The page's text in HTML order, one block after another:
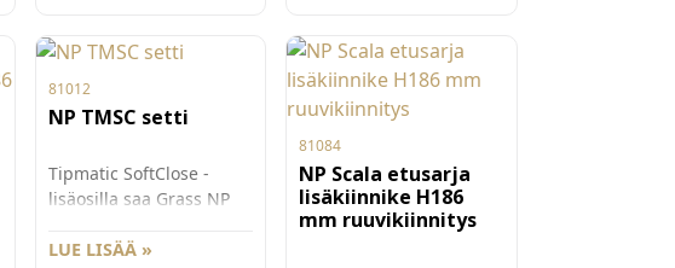
kiinnittämiseksi.
Käytetään yhdessä
G81082
etusarjakiinnittimen
kappaleittain. 100 kpl/ltk.
laatikolle. 186 mm
korkealle Scalan
laatikolle tarvitaan myös
lisäkiinnitin G81085.
Myydään kappaleittain.
100 kpl/ltk.
81012
NP TMSC setti
Tipmatic SoftClose -
lisäosilla saa Grass NP
open laatikon soft close -
LUE LISÄÄ »
81084
NP Scala etusarja
lisäkiinnike H186
mm ruuvikiinnitys